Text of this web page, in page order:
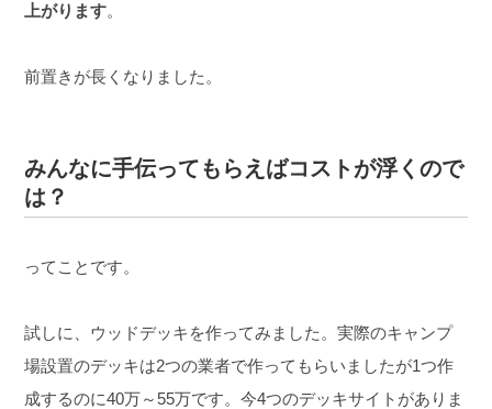
上がります。
前置きが長くなりました。
みんなに手伝ってもらえばコストが浮くので
は？
ってことです。
試しに、ウッドデッキを作ってみました。実際のキャンプ
場設置のデッキは2つの業者で作ってもらいましたが1つ作
成するのに40万～55万です。今4つのデッキサイトがありま